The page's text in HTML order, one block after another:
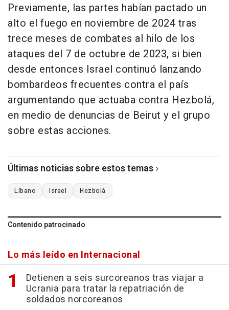
Previamente, las partes habían pactado un
alto el fuego en noviembre de 2024 tras
trece meses de combates al hilo de los
ataques del 7 de octubre de 2023, si bien
desde entonces Israel continuó lanzando
bombardeos frecuentes contra el país
argumentando que actuaba contra Hezbolá,
en medio de denuncias de Beirut y el grupo
sobre estas acciones.
Últimas noticias sobre estos temas
Líbano Israel Hezbolá
Contenido patrocinado
Lo más leído en Internacional
Detienen a seis surcoreanos tras viajar a
Ucrania para tratar la repatriación de
soldados norcoreanos